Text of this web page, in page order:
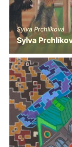
Sylva Prchlíková
Sylva